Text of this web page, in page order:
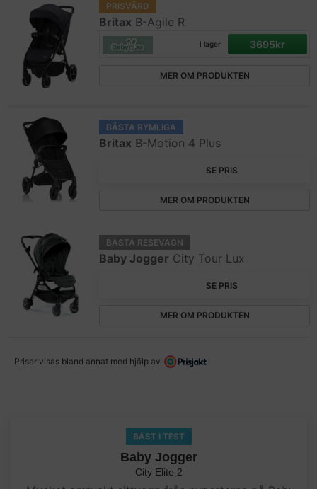
PRISVÄRD
Britax B-Agile R
I lager 3695kr
MER OM PRODUKTEN
BÄSTA RYMLIGA
Britax B-Motion 4 Plus
SE PRIS
MER OM PRODUKTEN
BÄSTA RESEVAGN
Baby Jogger City Tour Lux
SE PRIS
MER OM PRODUKTEN
Priser visas bland annat med hjälp av
BÄST I TEST
Baby Jogger
City Elite 2